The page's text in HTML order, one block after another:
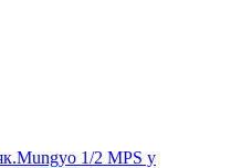
1/2 MPS у